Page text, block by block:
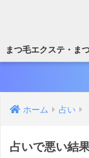
まつ毛エクステ・ま
ホーム 占い
占いで悪い結